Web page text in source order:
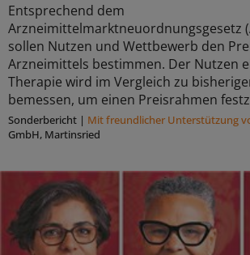
Entsprechend dem
Arzneimittelmarktneuordnungsgesetz
sollen Nutzen und Wettbewerb den
Arzneimittels bestimmen. Der Nutzen
Therapie wird im Vergleich zu
bemessen, um einen Preisrahmen
Sonderbericht | Mit freundlicher Unterstützung
GmbH, Martinsried